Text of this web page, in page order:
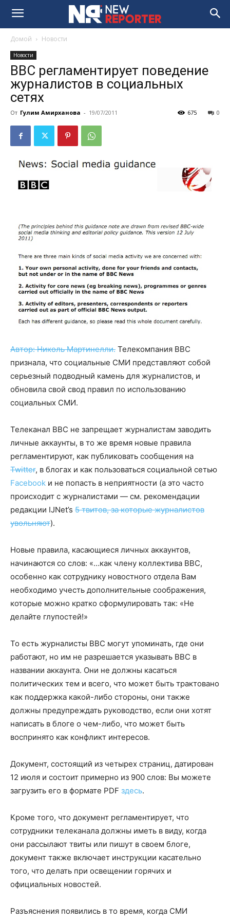
Домой Новости
Новости
BBC регламентирует поведение
журналистов в социальных
cетях
От Гулим Амирханова - 19/07/2011 0
675
Автор: Николь Мартинелли. Телекомпания ВВС
признала, что социальные СМИ представляют собой
серьезный подводный камень для журналистов, и
обновила свой свод правил по использованию
социальных СМИ.
Телеканал BBC не запрещает журналистам заводить
личные аккаунты, в то же время новые правила
регламентируют, как публиковать сообщения на
Twitter, в блогах и как пользоваться социальной сетью
Facebook и не попасть в неприятности (а это часто
происходит с журналистами — см. рекомендации
редакции IJNet’s 5 твитов, за которые журналистов
увольняют).
Новые правила, касающиеся личных аккаунтов,
начинаются со слов: «…как члену коллектива ВВС,
особенно как сотруднику новостного отдела Вам
необходимо учесть дополнительные соображения,
которые можно кратко сформулировать так: «Не
делайте глупостей!»
То есть журналисты ВВС могут упоминать, где они
работают, но им не разрешается указывать ВВС в
названии аккаунта. Они не должны касаться
политических тем и всего, что может быть трактовано
как поддержка какой-либо стороны, они также
должны предупреждать руководство, если они хотят
написать в блоге о чем-либо, что может быть
воспринято как конфликт интересов.
Документ, состоящий из четырех страниц, датирован
12 июля и состоит примерно из 900 слов: Вы можете
загрузить его в формате PDF здесь.
Кроме того, что документ регламентирует, что
сотрудники телеканала должны иметь в виду, когда
они рассылают твиты или пишут в своем блоге,
документ также включает инструкции касательно
того, что делать при освещении горячих и
официальных новостей.
Разъяснения появились в то время, когда СМИ